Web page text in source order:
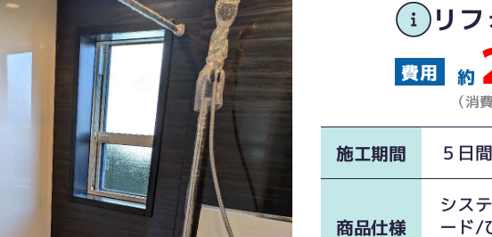
リ
約
（消
施工期間 ５日間
商品仕様
シス
ード/